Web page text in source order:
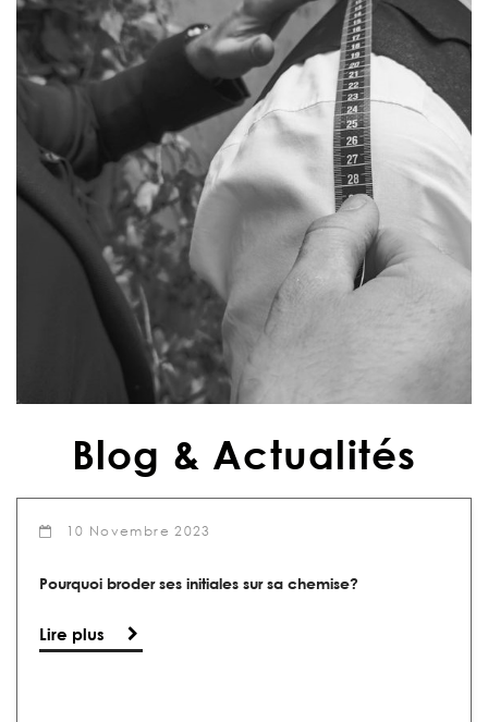
Blog & Actualités
10 Novembre 2023
Pourquoi broder ses initiales sur sa chemise?
Lire plus